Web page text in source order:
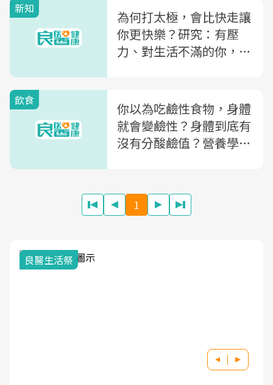
新知
為何打太極，會比快走讓
你更快樂？研究：有壓
力、對生活不滿的你，就
飲食
你以為吃鹼性食物，身體
就會變鹼性？身體到底有
沒有分酸鹼值？營養學教
1
良醫生活祭